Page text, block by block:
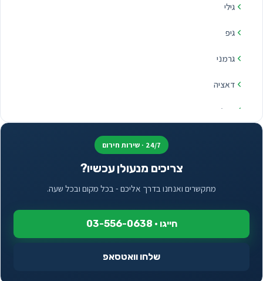
חולון
גילי
גיפ
גרמני
דאציה
דודג
טויוטה
יונדאי
מאזדה
24/7 · שירות חירום
צריכים מנעולן עכשיו?
מתקשרים ואנחנו בדרך אליכם - בכל מקום ובכל שעה.
חייגו · 03-556-0638
שלחו וואטסאפ